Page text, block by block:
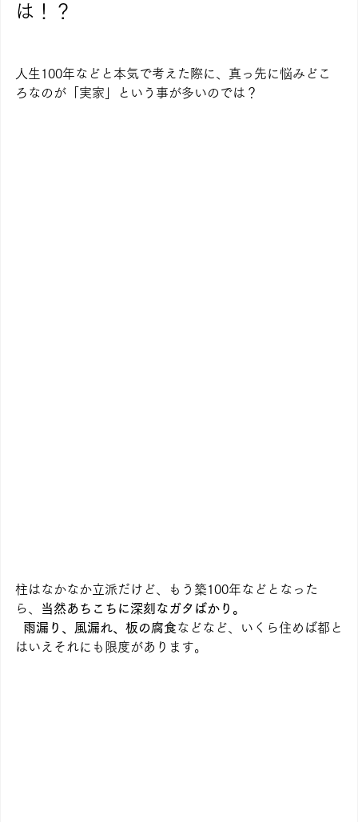
は！？
人生100年などと本気で考えた際に、真っ先に悩みどこ
ろなのが「実家」という事が多いのでは？
柱はなかなか立派だけど、もう築100年などとなった
ら、
当然あちこちに深刻なガタばかり。
雨漏り、風漏れ、板の腐食などなど、いくら住めば都と
はいえそれにも限度があります。